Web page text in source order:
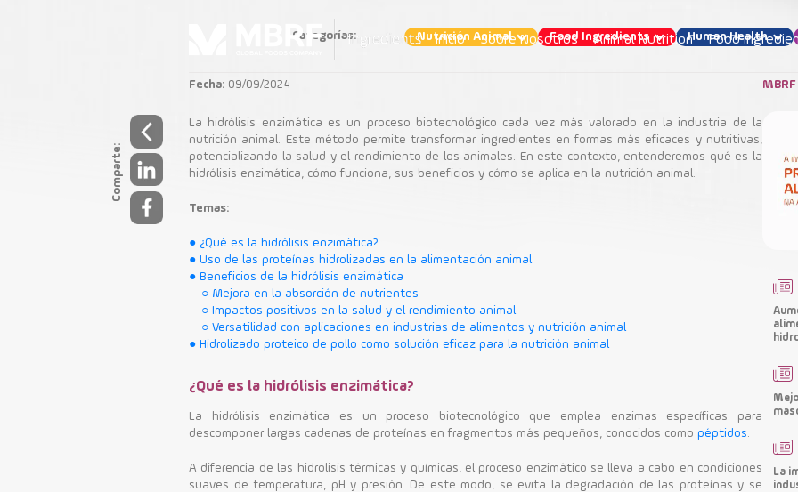
Início Sobre Nosotros Animal Nutrition Food
Hidrólisis enzimática: qué es y cómo potencializa la
ingredientes para la salud nutricional de los
Categorías: Nutrición Animal Food Ingredients Human Health
Fecha: 09/09/2024
La hidrólisis enzimática es un proceso biotecnológico cada vez más valorado en la industria de la
nutrición animal. Este método permite transformar ingredientes en formas más eficaces y nutritivas,
potencializando la salud y el rendimiento de los animales. En este contexto, entenderemos qué es la
hidrólisis enzimática, cómo funciona, sus beneficios y cómo se aplica en la nutrición animal.
Temas:
● ¿Qué es la hidrólisis enzimática?
● Uso de las proteínas hidrolizadas en la alimentación animal
● Beneficios de la hidrólisis enzimática
○ Mejora en la absorción de nutrientes
○ Impactos positivos en la salud y el rendimiento animal
○ Versatilidad con aplicaciones en industrias de alimentos y nutrición animal
● Hidrolizado proteico de pollo como solución eficaz para la nutrición animal
¿Qué es la hidrólisis enzimática?
La hidrólisis enzimática es un proceso biotecnológico que emplea enzimas específicas para
descomponer largas cadenas de proteínas en fragmentos más pequeños, conocidos comopéptidos.
A diferencia de las hidrólisis térmicas y químicas, el proceso enzimático se lleva a cabo en condiciones
suaves de temperatura, pH y presión. De este modo, se evita la degradación de las proteínas y se
Comparte:
La